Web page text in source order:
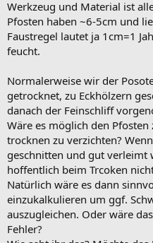
Werkzeug und Material ist
Pfosten haben ~6-5cm und
Faustregel lautet ja 1cm=1
feucht.
Normalerweise wir der
getrocknet, zu Eckhölzern
danach der Feinschliff
Wäre es möglich den
trocknen zu verzichten?
geschnitten und gut verleimt
hoffentlich beim Trcoken
Natürlich wäre es dann
einzukalkulieren um ggf.
auszugleichen. Oder wäre
Fehler?